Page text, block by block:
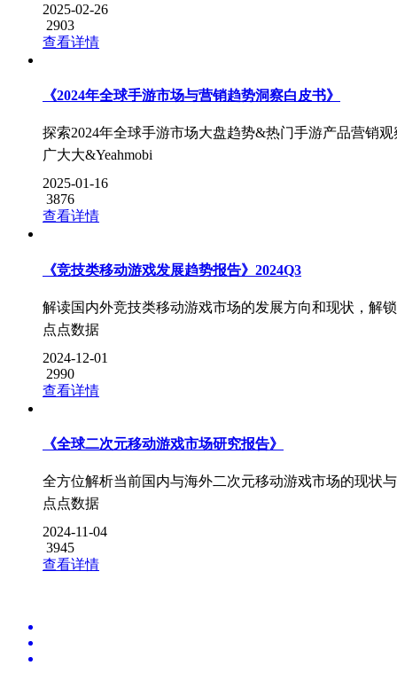
2025-02-26
2903
查看详情
《2024年全球手游市场与营销趋势洞察白皮书》
探索2024年全球手游市场大盘趋势&热门手游产品营销观
广大大&Yeahmobi
2025-01-16
3876
查看详情
《竞技类移动游戏发展趋势报告》2024Q3
解读国内外竞技类移动游戏市场的发展方向和现状，解锁
点点数据
2024-12-01
2990
查看详情
《全球二次元移动游戏市场研究报告》
全方位解析当前国内与海外二次元移动游戏市场的现状
点点数据
2024-11-04
3945
查看详情